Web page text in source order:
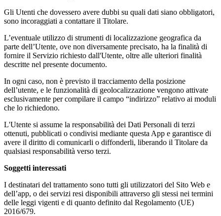
Gli Utenti che dovessero avere dubbi su quali dati siano obbligatori,
sono incoraggiati a contattare il Titolare.
L’eventuale utilizzo di strumenti di localizzazione geografica da
parte dell’Utente, ove non diversamente precisato, ha la finalità di
fornire il Servizio richiesto dall'Utente, oltre alle ulteriori finalità
descritte nel presente documento.
In ogni caso, non è previsto il tracciamento della posizione
dell’utente, e le funzionalità di geolocalizzazione vengono attivate
esclusivamente per compilare il campo “indirizzo” relativo ai moduli
che lo richiedono.
L'Utente si assume la responsabilità dei Dati Personali di terzi
ottenuti, pubblicati o condivisi mediante questa App e garantisce di
avere il diritto di comunicarli o diffonderli, liberando il Titolare da
qualsiasi responsabilità verso terzi.
Soggetti interessati
I destinatari del trattamento sono tutti gli utilizzatori del Sito Web e
dell’app, o dei servizi resi disponibili attraverso gli stessi nei termini
delle leggi vigenti e di quanto definito dal Regolamento (UE)
2016/679.